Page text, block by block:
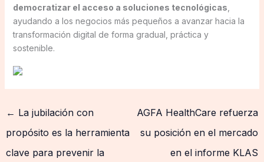
democratizar el acceso a soluciones tecnológicas
ayudando a los negocios más pequeños a avanzar hacia la
transformación digital de forma gradual, práctica y
sostenible.
← La jubilación con
propósito es la herramienta
clave para prevenir la
AGFA HealthCare refuerza
su posición en el mercado
en el informe KLAS